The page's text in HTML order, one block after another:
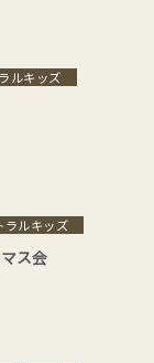
ルキッズ
ラルキッズ
ス会